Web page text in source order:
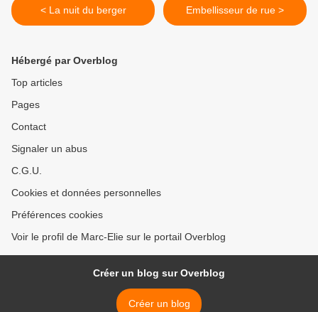
< La nuit du berger Embellisseur de rue >
Hébergé par Overblog
Top articles
Pages
Contact
Signaler un abus
C.G.U.
Cookies et données personnelles
Préférences cookies
Voir le profil de Marc-Elie sur le portail Overblog
Créer un blog sur Overblog
Créer un blog